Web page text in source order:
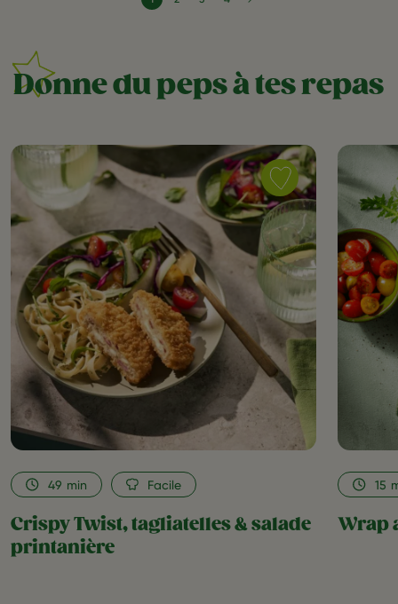
Donne du peps à tes repas
Save
recipe
Crispy
Twist,
tagliatelles
&
salade
printanière
favorite
Crispy Twist, tagliatelles & salade
printanière
49 min Facile
Wrap
15